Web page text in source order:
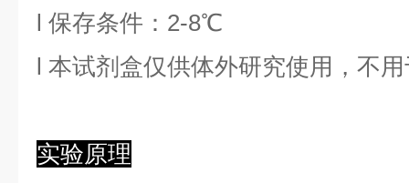
l 保存条件： 2-8℃
l 本试剂盒仅供体外研究使用，不
实验原理